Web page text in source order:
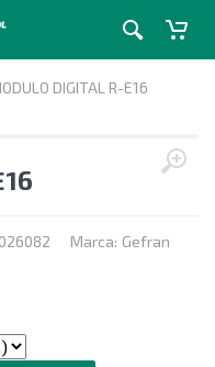
DIGITAL R-E16
Marca: Gefran